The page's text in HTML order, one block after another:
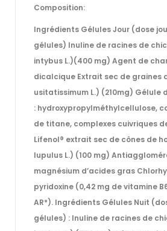
Composition:
Ingrédients Gélules Jour (dose
gélules) Inuline de racines de
intybus L.)(400 mg) Agent de
dicalcique Extrait sec de graines
usitatissimum L.) (210mg) Gélule
: hydroxypropylméthylcellulose,
de titane, complexes cuivriques
Lifenol® extrait sec de cônes de
lupulus L.) (100 mg)
magnésium d’acides gras
pyridoxine (0,42 mg de vitamine
AR*). Ingrédients Gélules Nuit
gélules) : Inuline de racines de